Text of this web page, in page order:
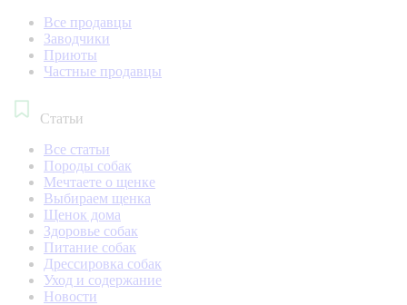
Все продавцы
Заводчики
Приюты
Частные продавцы
Статьи
Все статьи
Породы собак
Мечтаете о щенке
Выбираем щенка
Щенок дома
Здоровье собак
Питание собак
Дрессировка собак
Уход и содержание
Новости